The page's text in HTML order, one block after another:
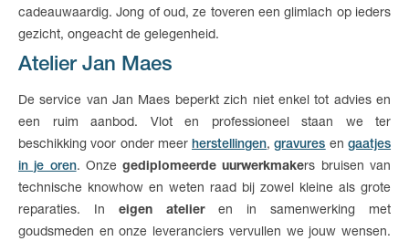
cadeauwaardig. Jong of oud, ze toveren een glimlach op ieders
gezicht, ongeacht de gelegenheid.
Atelier Jan Maes
De service van Jan Maes beperkt zich niet enkel tot advies en
een ruim aanbod. Vlot en professioneel staan we ter
beschikking voor onder meerherstellingen,gravures engaatjes
in je oren. Onzegediplomeerde uurwerkmakers bruisen van
technische knowhow en weten raad bij zowel kleine als grote
reparaties. In eigen atelieren in samenwerking met
goudsmeden en onze leveranciers vervullen we jouw wensen.